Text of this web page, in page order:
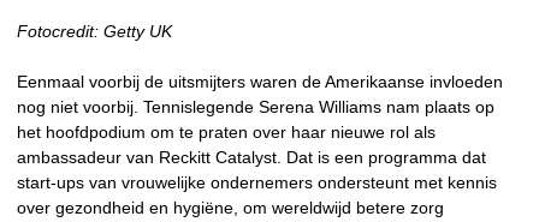
Fotocredit: Getty UK
Eenmaal voorbij de uitsmijters waren de Amerikaanse invloeden
nog niet voorbij. Tennislegende Serena Williams nam plaats op
het hoofdpodium om te praten over haar nieuwe rol als
ambassadeur van Reckitt Catalyst. Dat is een programma dat
start-ups van vrouwelijke ondernemers ondersteunt met kennis
over gezondheid en hygiëne, om wereldwijd betere zorg